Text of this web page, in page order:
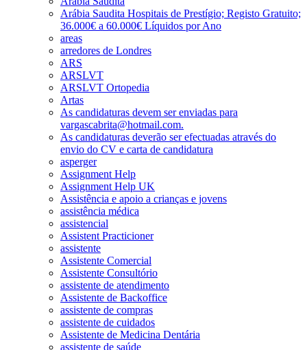
Arábia Saudita Hospitais de Prestígio; Registo Gratuito;
36.000€ a 60.000€ Líquidos por Ano
areas
arredores de Londres
ARS
ARSLVT
ARSLVT Ortopedia
Artas
As candidaturas devem ser enviadas para
vargascabrita@hotmail.com.
As candidaturas deverão ser efectuadas através do
envio do CV e carta de candidatura
asperger
Assignment Help
Assignment Help UK
Assistência e apoio a crianças e jovens
assistência médica
assistencial
Assistent Practicioner
assistente
Assistente Comercial
Assistente Consultório
assistente de atendimento
Assistente de Backoffice
assistente de compras
assistente de cuidados
Assistente de Medicina Dentária
assistente de saúde